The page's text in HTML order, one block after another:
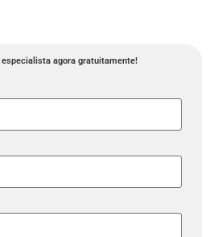
agora gratuitamente!